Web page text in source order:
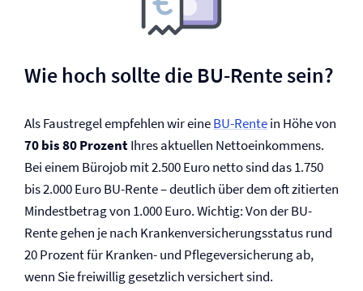
Wie hoch sollte die BU-Rente sein?
Als Faustregel empfehlen wir eineBU-Rentein Höhe von
70 bis 80 ProzentIhres aktuellen Nettoeinkommens.
Bei einem Bürojob mit 2.500 Euro netto sind das 1.750
bis 2.000 Euro BU-Rente – deutlich über dem oft zitierten
Mindestbetrag von 1.000 Euro. Wichtig: Von der BU-
Rente gehen je nach Kranken­versicherungsstatus rund
20 Prozent für Kranken- und Pflege­versicherung ab,
wenn Sie freiwillig gesetzlich versichert sind.